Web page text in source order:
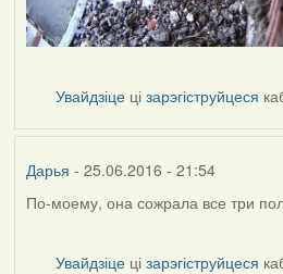
Увайдзіце цізарэгіструйцеся
Дарья - 25.06.2016 - 21:54
По-моему, она сожрала все три
Увайдзіце цізарэгіструйцеся